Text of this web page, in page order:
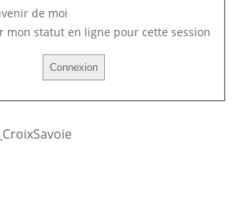
de moi
mon statut en ligne pour cette session